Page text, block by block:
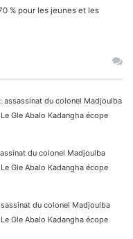
% pour les jeunes et les
assassinat du colonel Madjoulba
Gle Abalo Kadangha écope
du colonel Madjoulba
Gle Abalo Kadangha écope
du colonel Madjoulba
Gle Abalo Kadangha écope